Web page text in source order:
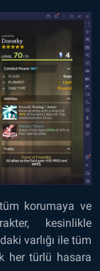
korumaya ve
kesinlikle
varlığı ile tüm
her türlü hasara